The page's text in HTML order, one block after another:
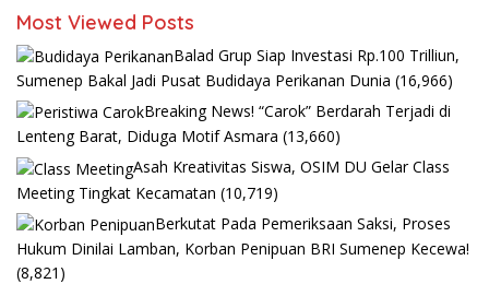
Most Viewed Posts
Balad Grup Siap Investasi Rp.100 Trilliun,
Sumenep Bakal Jadi Pusat Budidaya Perikanan Dunia (16,966)
Breaking News! “Carok” Berdarah Terjadi di
Lenteng Barat, Diduga Motif Asmara (13,660)
Asah Kreativitas Siswa, OSIM DU Gelar Class
Meeting Tingkat Kecamatan (10,719)
Berkutat Pada Pemeriksaan Saksi, Proses
Hukum Dinilai Lamban, Korban Penipuan BRI Sumenep Kecewa!
(8,821)